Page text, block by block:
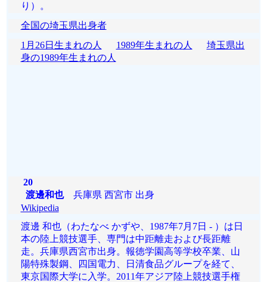
り）。
全国の埼玉県出身者
1月26日生まれの人
1989年生まれの人
埼玉県出
身の1989年生まれの人
20
渡邊和也兵庫県 西宮市 出身
Wikipedia
渡邊 和也（わたなべ かずや、1987年7月7日 - ）は日
本の陸上競技選手、専門は中距離走および長距離
走。兵庫県西宮市出身。報徳学園高等学校卒業、山
陽特殊製鋼、四国電力、日清食品グループを経て、
東京国際大学に入学。2011年アジア陸上競技選手権